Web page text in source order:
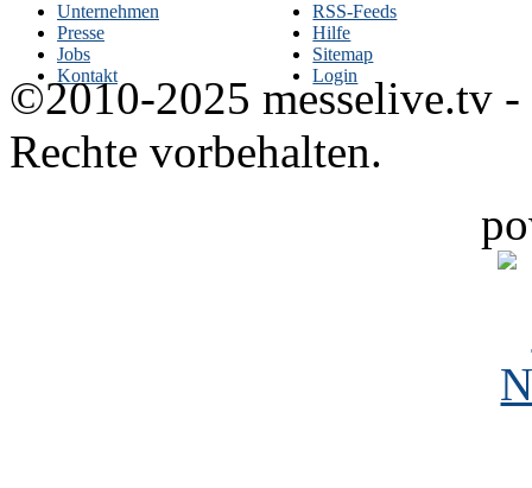
Unternehmen
Presse
Jobs
Kontakt
RSS-Feeds
Hilfe
Sitemap
Login
©2010-2025 messelive.tv -
Rechte vorbehalten.